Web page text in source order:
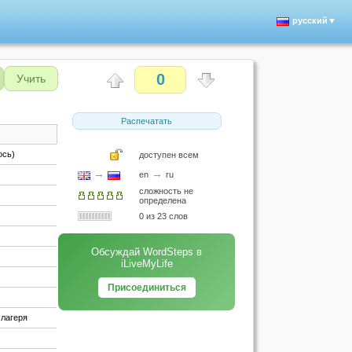
русский▼
Учить 0
Распечатать
доступен всем
→ en → ru
сложность не
определена
0 из 23 слов
Обсуждай WordSteps в
iLiveMyLife
Присоединиться